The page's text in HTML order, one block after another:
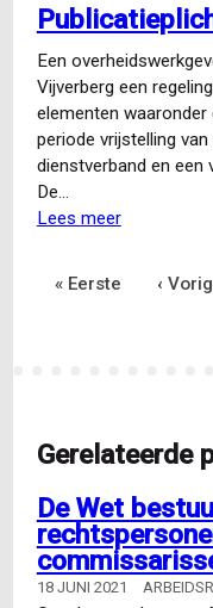
Een
Vijverberg een
elementen waaronder
periode vrijstelling
dienstverband en een
De…
Lees meerover
Paginering
Eerste
« Eerste Vorige
‹
Gerelateerde
De Wet
18 JUNI 2021